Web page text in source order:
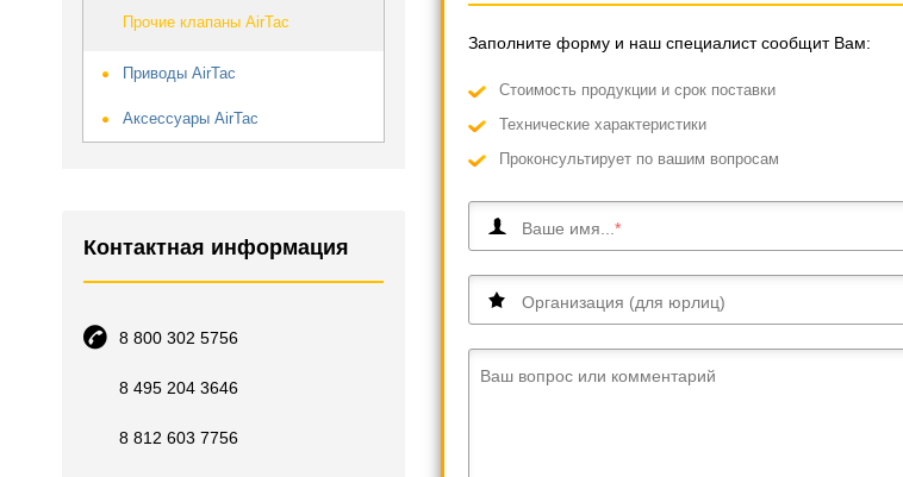
Прочие клапаны AirTac
Приводы AirTac
Аксессуары AirTac
Контактная информация
8 800 302 5756
8 495 204 3646
8 812 603 7756
Заполните форму и наш специалист сообщит Вам:
Cтоимость продукции и срок поставки
Технические характеристики
Проконсультирует по вашим вопросам
Ваше имя...
Организация (для юрлиц)
Ваш вопрос или комментарий